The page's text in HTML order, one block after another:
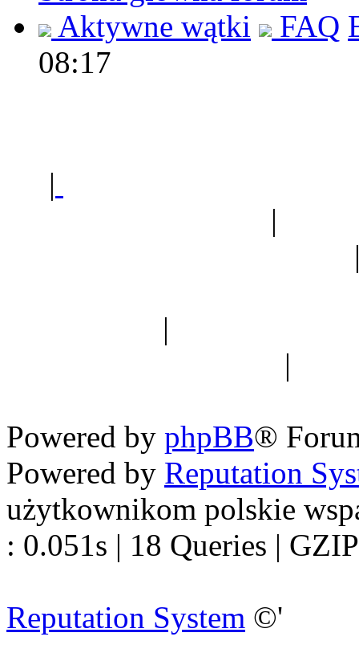
Aktywne wątki
FAQ
08:17
|
|
|
|
Powered by phpBB®
Powered by Reputation
użytkownikom polskie
: 0.051s | 18 Queries |
Reputation System ©'